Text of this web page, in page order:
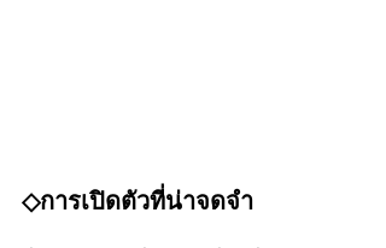
◇การเปิดตัวที่น่าจดจำ